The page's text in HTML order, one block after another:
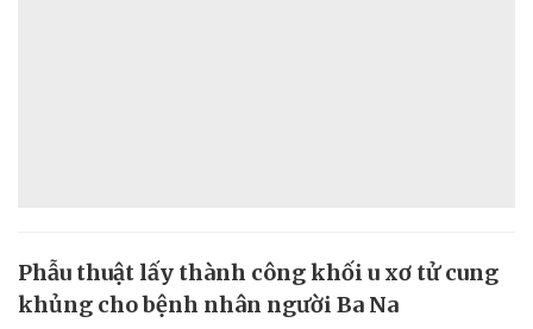
Phẫu thuật lấy thành công khối u xơ tử cung
khủng cho bệnh nhân người Ba Na